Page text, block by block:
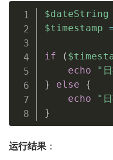
$dateString
$timestamp
if (
echo
"
}
else
{
echo
"
}
运行结果 ：